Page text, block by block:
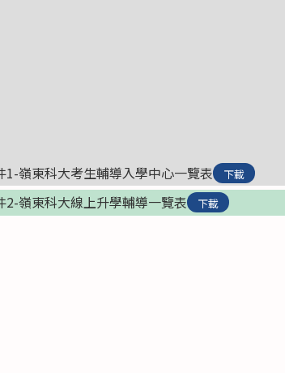
嶺東科大考生輔導入學中心一覽表 下載
嶺東科大線上升學輔導一覽表 下載